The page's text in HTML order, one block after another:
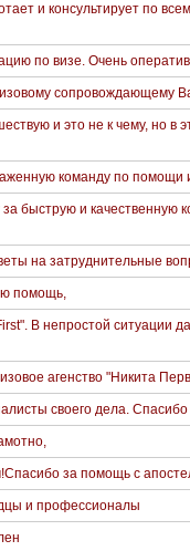
и консультирует по
по визе. Очень
сопровождающему
и это не к чему, но в
команду по помощи
быструю и качественную
на затруднительные
помощь,
В непростой ситуации
агенство "Никита
своего дела. Спасибо
за помощь с
и профессионалы